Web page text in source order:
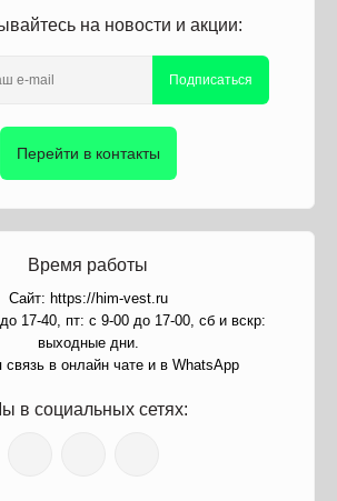
на новости и акции:
Подписаться
Перейти в контакты
Время работы
Сайт: https://him-vest.ru
17-40, пт: с 9-00 до 17-00, сб и вскр:
выходные дни.
связь в онлайн чате и в WhatsApp
в социальных сетях: